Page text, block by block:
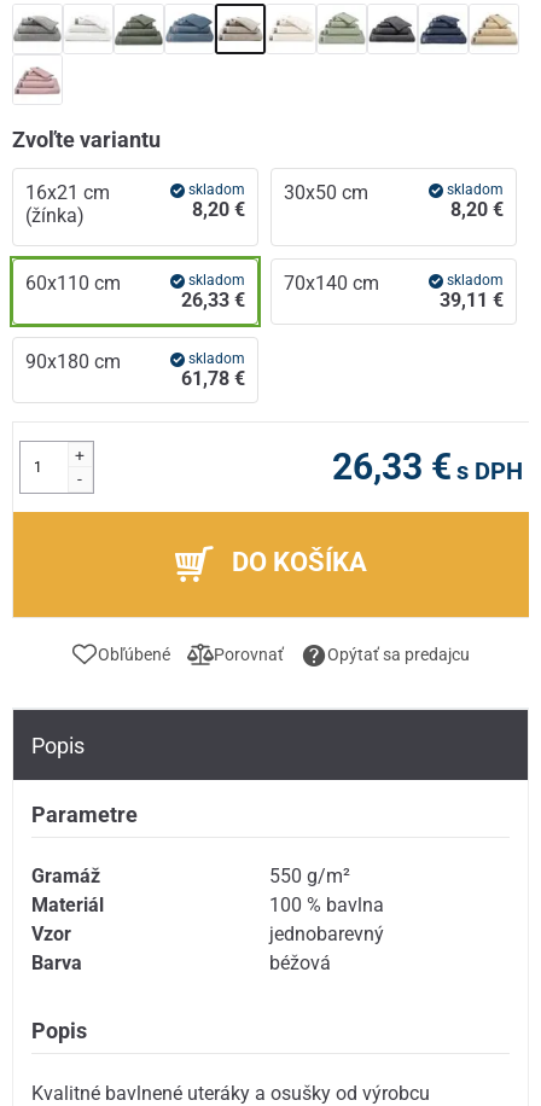
Zvoľte variantu
16x21 cm
(žínka)
skladom
8,20 €
30x50 cm skladom
8,20 €
60x110 cm skladom
26,33 €
70x140 cm skladom
39,11 €
90x180 cm skladom
61,78 €
+
-
26,33 € s DPH
DO KOŠÍKA
Obľúbené Porovnať Opýtať sa predajcu
Popis
Parametre
Gramáž
550 g/m²
Materiál
100 % bavlna
Vzor
jednobarevný
Barva
béžová
Popis
Kvalitné bavlnené uteráky a osušky od výrobcu